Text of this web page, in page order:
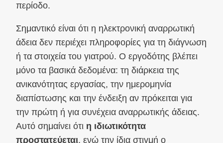
περίοδο.
Σημαντικό είναι ότι η ηλεκτρονική αναρρωτική
άδεια δεν περιέχει πληροφορίες για τη διάγνωση
ή τα στοιχεία του γιατρού. Ο εργοδότης βλέπει
μόνο τα βασικά δεδομένα: τη διάρκεια της
ανικανότητας εργασίας, την ημερομηνία
διαπίστωσης και την ένδειξη αν πρόκειται για
την πρώτη ή για συνέχεια αναρρωτικής άδειας.
Αυτό σημαίνει ότι η ιδιωτικότητα
προστατεύεται, ενώ την ίδια στιγμή ο